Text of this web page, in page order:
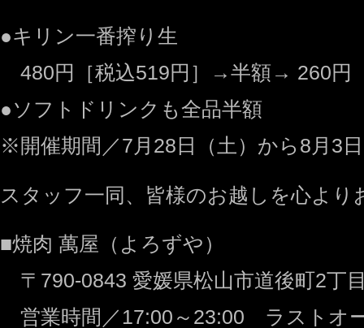
●キリン一番搾り生
480円［税込519円］→半額→ 260円
●ソフトドリンクも全品半額
※開催期間／7月28日（土）から8月3
スタッフ一同、皆様のお越しを心よ
■焼肉 萬屋（よろずや）
〒790-0843 愛媛県松山市道後町2丁
営業時間／17:00～23:00 ラストオ